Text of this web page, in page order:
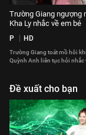
Trường Giang ngượng
Kha Ly nhắc về em bé
P HD
Trường Giang toát mồ hôi
Quỳnh Anh liên tục hỏi nhắc
Đề xuất cho bạn